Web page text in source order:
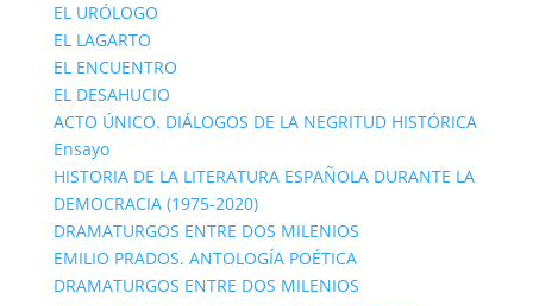
EL URÓLOGO
EL LAGARTO
EL ENCUENTRO
EL DESAHUCIO
ACTO ÚNICO. DIÁLOGOS DE LA NEGRITUD HISTÓRICA
Ensayo
HISTORIA DE LA LITERATURA ESPAÑOLA DURANTE LA
DEMOCRACIA (1975-2020)
DRAMATURGOS ENTRE DOS MILENIOS
EMILIO PRADOS. ANTOLOGÍA POÉTICA
DRAMATURGOS ENTRE DOS MILENIOS